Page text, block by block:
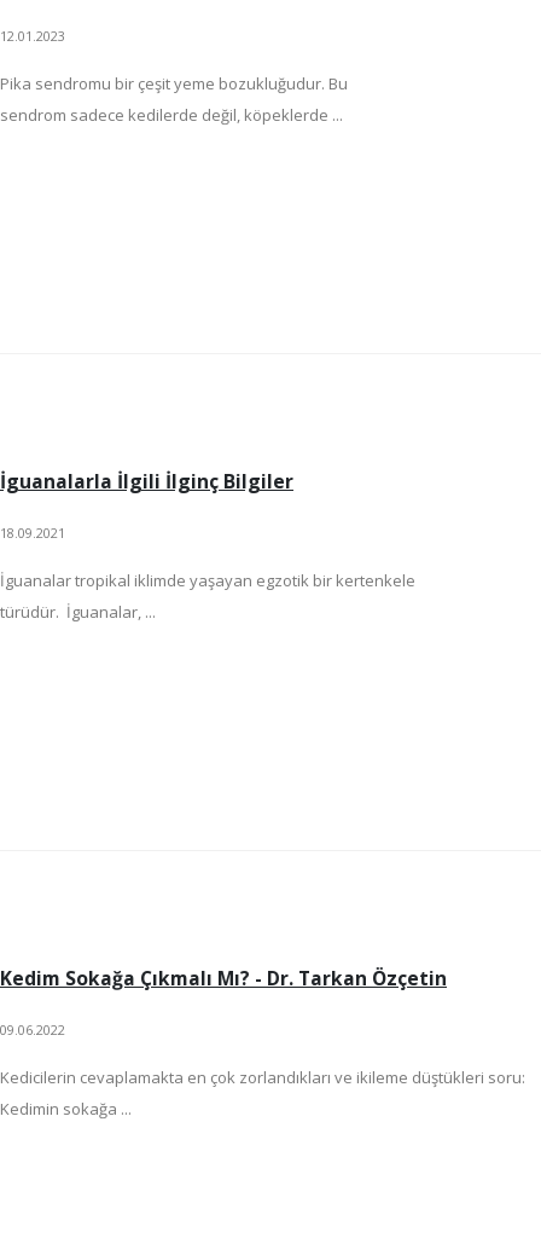
12.01.2023
Pika sendromu bir çeşit yeme bozukluğudur. Bu
sendrom sadece kedilerde değil, köpeklerde ...
İguanalarla İlgili İlginç Bilgiler
18.09.2021
İguanalar tropikal iklimde yaşayan egzotik bir kertenkele
türüdür. İguanalar, ...
Kedim Sokağa Çıkmalı Mı? - Dr. Tarkan Özçetin
09.06.2022
Kedicilerin cevaplamakta en çok zorlandıkları ve ikileme düştükleri soru:
Kedimin sokağa ...